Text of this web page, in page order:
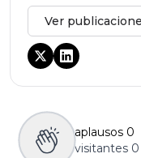
Ver
aplausos 0
visitantes 0